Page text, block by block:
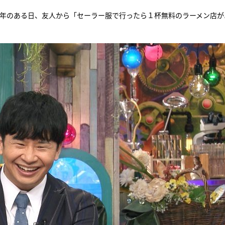
ある日、友人から「セーラー服で行ったら１杯無料のラーメン店